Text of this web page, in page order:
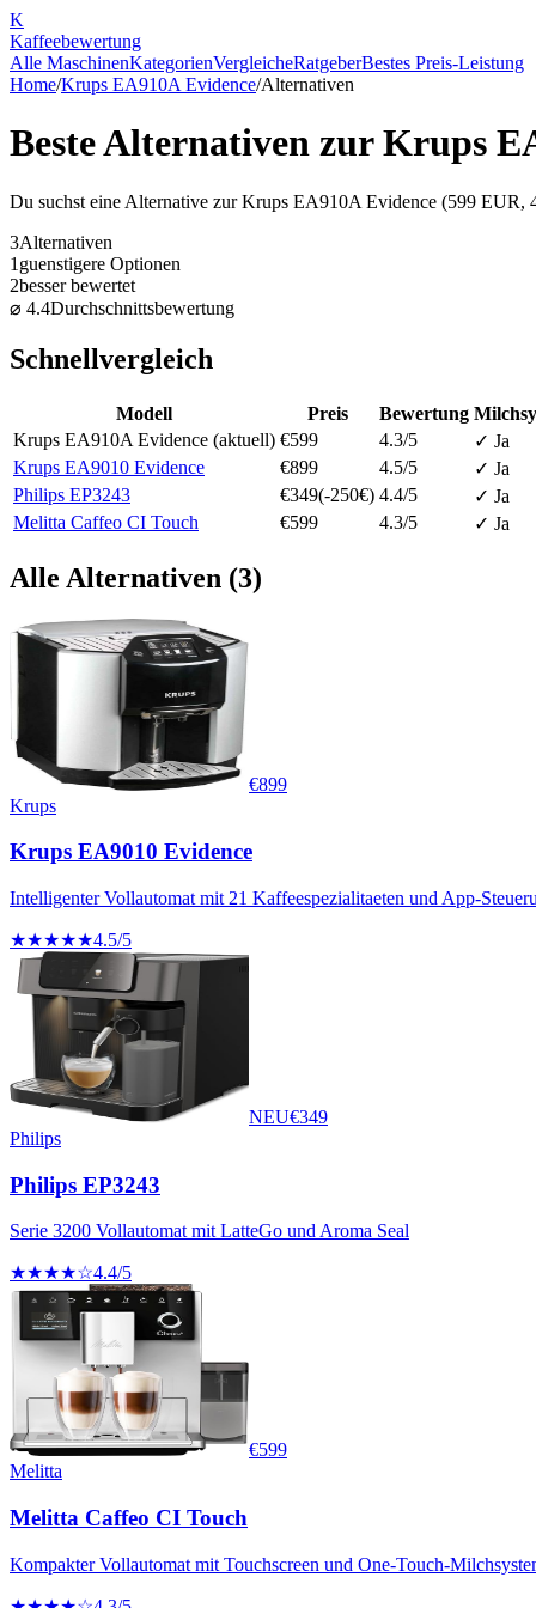
K
Kaffeebewertung
Alle MaschinenKategorienVergleicheRatgeberBestes Preis-Leistung
Home/Krups EA910A Evidence/Alternativen
Beste Alternativen zurKrups
Du suchst eine Alternative zurKrups EA910A Evidence (599 EUR,
3Alternativen
1 guenstigere Optionen
2besser bewertet
⌀ 4.4Durchschnittsbewertung
Schnellvergleich
Modell Preis Bewertung
Krups EA910A Evidence (aktuell) €599 4.3/5
✓ Ja
Krups EA9010 Evidence
€899 4.5/5
✓ Ja
Philips EP3243
€349(-250€) 4.4/5
✓ Ja
Melitta Caffeo CI Touch
€599 4.3/5 ✓ Ja
Alle Alternativen (3)
€899
Krups
Krups EA9010 Evidence
Intelligenter Vollautomat mit 21 Kaffeespezialitaeten und App-
★★★★★4.5/5
NEU€349
Philips
Philips EP3243
Serie 3200 Vollautomat mit LatteGo und Aroma Seal
★★★★☆4.4/5
€599
Melitta
Melitta Caffeo CI Touch
Kompakter Vollautomat mit Touchscreen und One-Touch-